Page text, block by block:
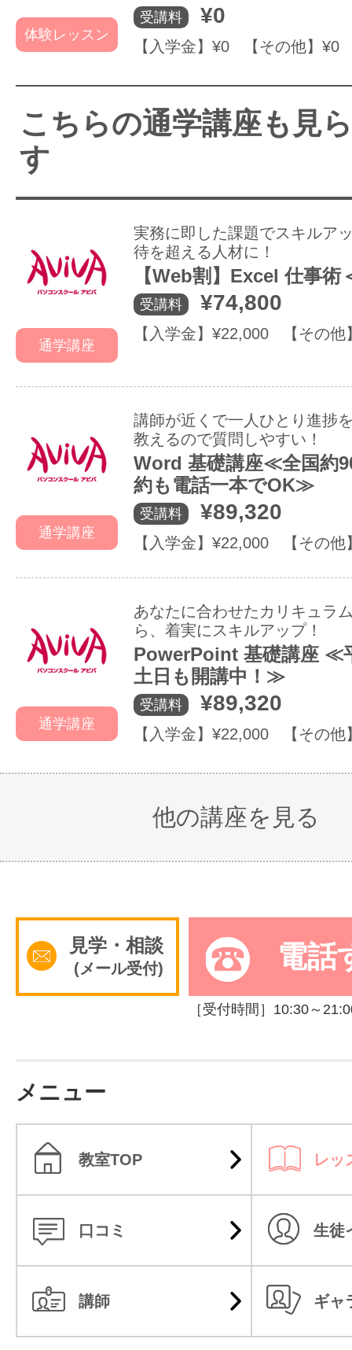
体験レッスン
受講料 ¥0
【入学金】¥0 【その他】¥0
こちらの通学講座も見
す
通学講座
実務に即した課題でスキルア
待を超える人材に！
【Web割】Excel 仕事術
受講料 ¥74,800
【入学金】¥22,000 【その他
通学講座
講師が近くで一人ひとり進捗
教えるので質問しやすい！
Word 基礎講座≪全国約
約も電話一本でOK≫
受講料 ¥89,320
【入学金】¥22,000 【その他
通学講座
あなたに合わせたカリキュラ
ら、着実にスキルアップ！
PowerPoint 基礎講座 ≪
土日も開講中！≫
受講料 ¥89,320
【入学金】¥22,000 【その他
他の講座を見る
見学・相談
(メール受付) 電話
［受付時間］10:30～
メニュー
教室TOP レッ
口コミ 生徒
講師 ギャ